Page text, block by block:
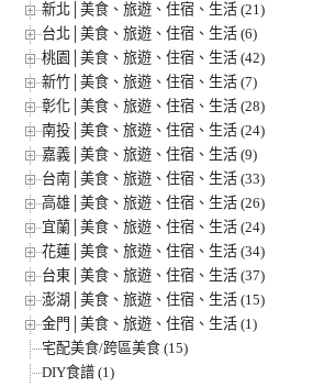
新北│美食、旅遊、住宿、生活 (21)
台北│美食、旅遊、住宿、生活 (6)
桃園│美食、旅遊、住宿、生活 (42)
新竹│美食、旅遊、住宿、生活 (7)
彰化│美食、旅遊、住宿、生活 (28)
南投│美食、旅遊、住宿、生活 (24)
嘉義│美食、旅遊、住宿、生活 (9)
台南│美食、旅遊、住宿、生活 (33)
高雄│美食、旅遊、住宿、生活 (26)
宜蘭│美食、旅遊、住宿、生活 (24)
花蓮│美食、旅遊、住宿、生活 (34)
台東│美食、旅遊、住宿、生活 (37)
澎湖│美食、旅遊、住宿、生活 (15)
金門│美食、旅遊、住宿、生活 (1)
宅配美食/跨區美食 (15)
DIY食譜 (1)